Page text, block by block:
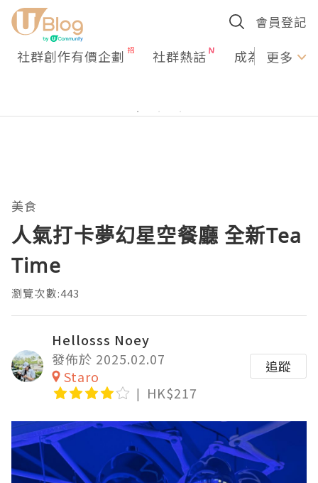
會員登記
社群創作有價企劃 社群熱話 成為U更多
美食
人氣打卡夢幻星空餐廳 全新Tea
Time
瀏覽次數:443
Hellosss Noey
發佈於 2025.02.07
Staro
HK$217
追蹤